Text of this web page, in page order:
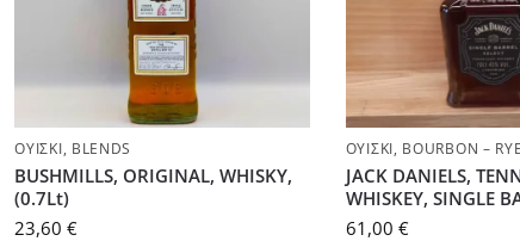
ΟΥΊΣΚΙ, BLENDS
BUSHMILLS, ORIGINAL, WHISKY,
(0.7Lt)
23,60€
ΟΥΊΣΚΙ, BOURBON – RYE
JACK DANIELS,
WHISKEY, SINGLE
61,00 €